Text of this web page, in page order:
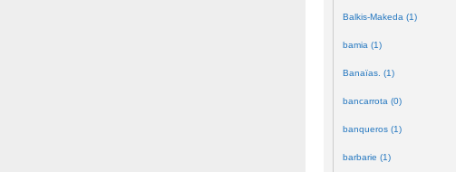
Balkis-Makeda (1)
bamia (1)
Banaïas. (1)
bancarrota (0)
banqueros (1)
barbarie (1)